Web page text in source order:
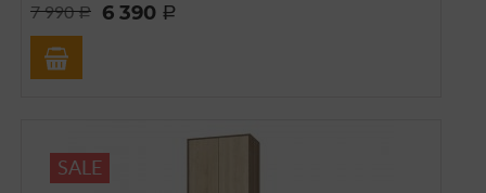
7 990a 6 390 a
SALE